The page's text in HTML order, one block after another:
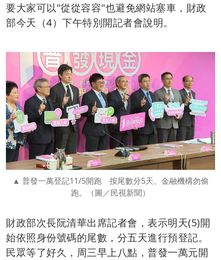
要大家可以"從從容容"也避免網站塞車，財政
部今天（4）下午特別開記者會說明。
普發一萬登記11/5開跑 按尾數分5天、金融機構勿偷
跑。（圖／民視新聞）
財政部次長阮清華出席記者會，表示明天(5)開
始依照身份號碼的尾數，分五天進行預登記。
民眾等了好久，周三早上八點，普發一萬元開